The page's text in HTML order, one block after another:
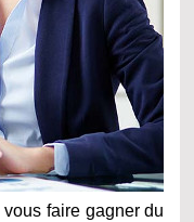
faire gagner du